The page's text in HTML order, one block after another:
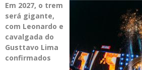
Em 2027, o trem
será gigante,
com Leonardo e
cavalgada do
Gusttavo Lima
confirmados